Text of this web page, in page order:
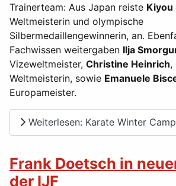
Trainerteam: Aus Japan reiste Kiyou
Weltmeisterin und olympische
Silbermedaillengewinnerin, an.
Fachwissen weitergaben Ilja
Vizeweltmeister, Christine Heinrich,
Weltmeisterin, sowie Emanuele
Europameister.
Weiterlesen: Karate Winter
Frank Doetsch in
der IJF